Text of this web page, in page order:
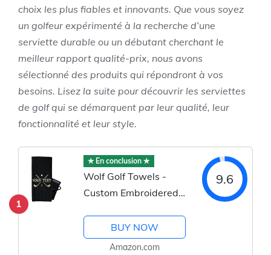
choix les plus fiables et innovants. Que vous soyez
un golfeur expérimenté à la recherche d’une
serviette durable ou un débutant cherchant le
meilleur rapport qualité-prix, nous avons
sélectionné des produits qui répondront à vos
besoins. Lisez la suite pour découvrir les serviettes
de golf qui se démarquent par leur qualité, leur
fonctionnalité et leur style.
1
✯ En conclusion ✯
Wolf Golf Towels -
Custom Embroidered
9.6
BUY NOW
Amazon.com